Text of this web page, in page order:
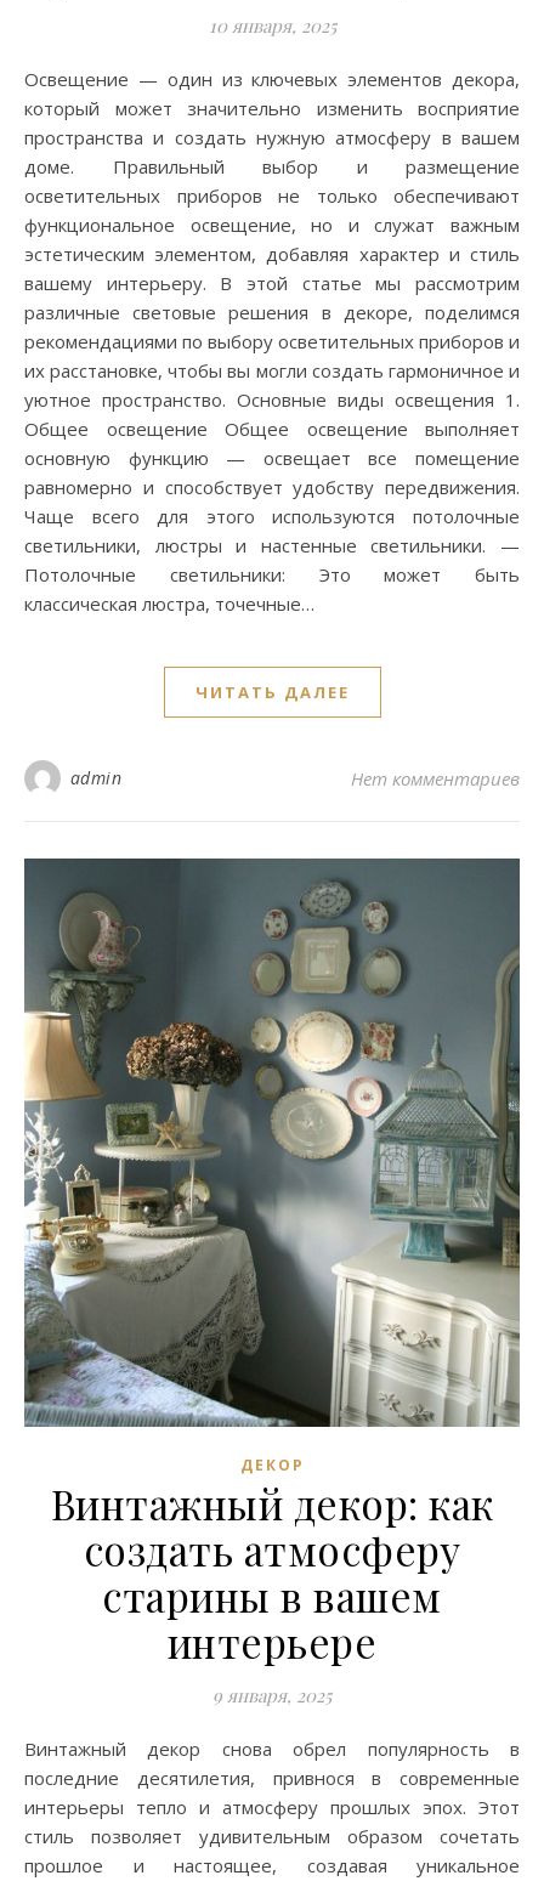
10 января, 2025
Освещение — один из ключевых элементов декора,
который может значительно изменить восприятие
пространства и создать нужную атмосферу в вашем
доме. Правильный выбор и размещение
осветительных приборов не только обеспечивают
функциональное освещение, но и служат важным
эстетическим элементом, добавляя характер и стиль
вашему интерьеру. В этой статье мы рассмотрим
различные световые решения в декоре, поделимся
рекомендациями по выбору осветительных приборов и
их расстановке, чтобы вы могли создать гармоничное и
уютное пространство. Основные виды освещения 1.
Общее освещение Общее освещение выполняет
основную функцию — освещает все помещение
равномерно и способствует удобству передвижения.
Чаще всего для этого используются потолочные
светильники, люстры и настенные светильники. —
Потолочные светильники: Это может быть
классическая люстра, точечные…
ЧИТАТЬ ДАЛЕЕ
admin Нет комментариев
ДЕКОР
Винтажный декор: как
создать атмосферу
старины в вашем
интерьере
9 января, 2025
Винтажный декор снова обрел популярность в
последние десятилетия, привнося в современные
интерьеры тепло и атмосферу прошлых эпох. Этот
стиль позволяет удивительным образом сочетать
прошлое и настоящее, создавая уникальное